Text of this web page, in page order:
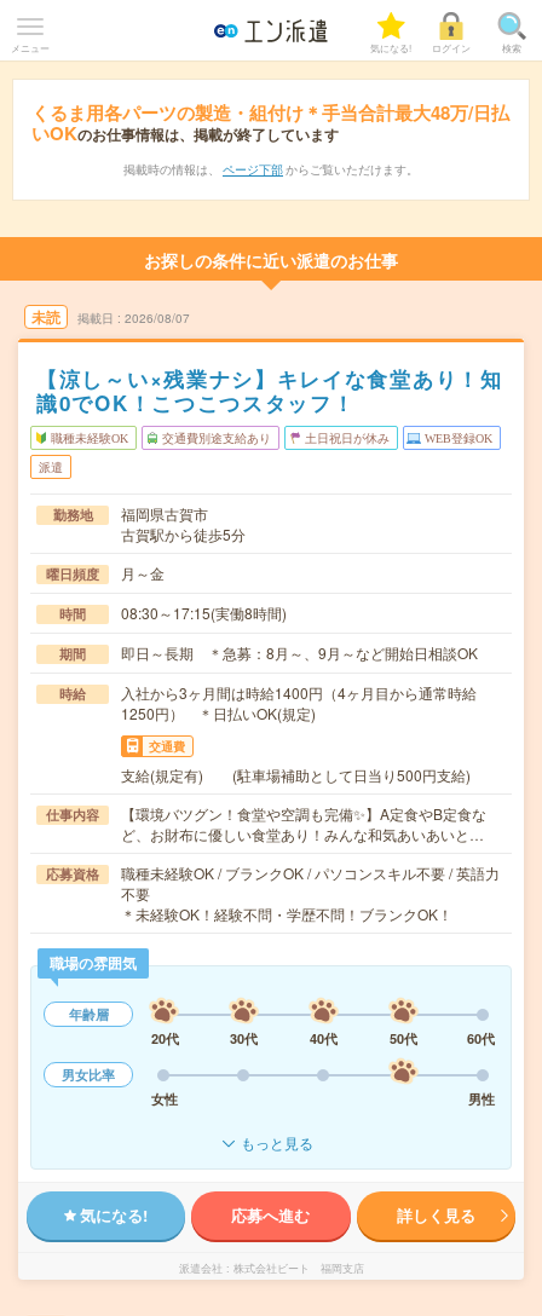
メニュー 気になる! ログイン 検索
くるま用各パーツの製造・組付け＊手当合計最大48万/日払
いOKのお仕事情報は、掲載が終了しています
掲載時の情報は、 ページ下部 からご覧いただけます。
お探しの条件に近い派遣のお仕事
未読 掲載日 2026/08/07
【涼し～い×残業ナシ】キレイな食堂あり！知
識0でOK！こつこつスタッフ！
職種未経験OK 交通費別途支給あり 土日祝日が休み WEB登録OK
派遣
勤務地
福岡県古賀市
古賀駅から徒歩5分
曜日頻度 月～金
時間 08:30～17:15(実働8時間)
期間 即日～長期 ＊急募：8月～、9月～など開始日相談OK
時給
入社から3ヶ月間は時給1400円（4ヶ月目から通常時給
1250円） ＊日払いOK(規定)
交通費
支給(規定有) (駐車場補助として日当り500円支給)
仕事内容
【環境バツグン！食堂や空調も完備✨】A定食やB定食な
ど、お財布に優しい食堂あり！みんな和気あいあいと…
応募資格
職種未経験OK / ブランクOK / パソコンスキル不要 / 英語力
不要
＊未経験OK！経験不問・学歴不問！ブランクOK！
職場の雰囲気
年齢層
20代
30代 40代 50代
60代
男女比率
女性
男性
もっと見る
気になる! 応募へ進む 詳しく見る
派遣会社 株式会社ビート 福岡支店